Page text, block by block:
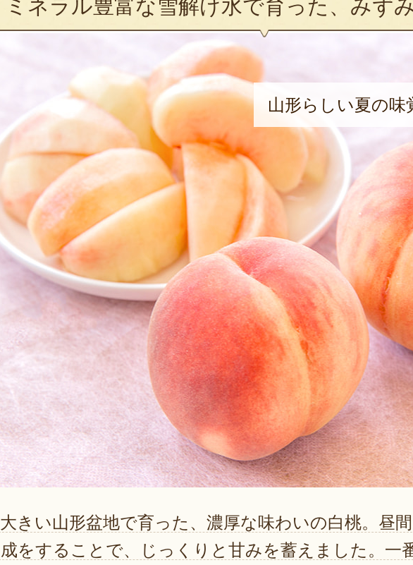
ミネラル豊富な雪解け水で育った、みず
山形らしい夏の
きい山形盆地で育った、濃厚な味わいの白桃。昼
をすることで、じっくりと甘みを蓄えました。一